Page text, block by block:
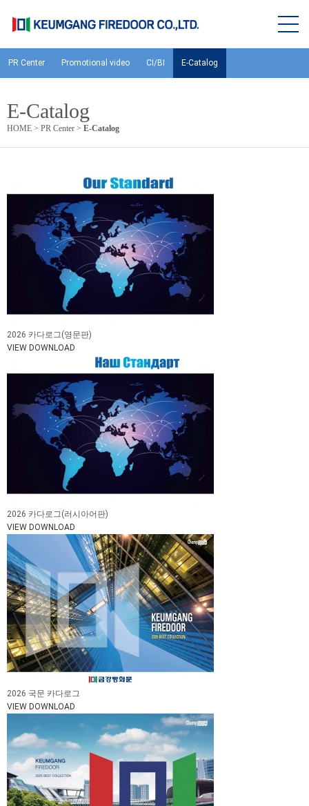
PR Center Promotional video CI/BI E-Catalog
E-Catalog
HOME > PR Center > E-Catalog
2026 카다로그(영문판)
VIEW DOWNLOAD
2026 카다로그(러시아어판)
VIEW DOWNLOAD
2026 국문 카다로그
VIEW DOWNLOAD